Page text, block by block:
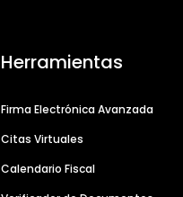
Herramientas
Firma Electrónica Avanzada
Citas Virtuales
Calendario Fiscal